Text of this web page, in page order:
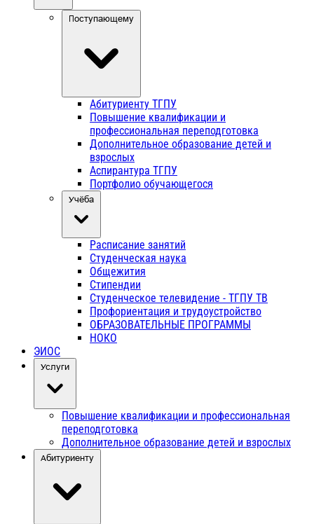
Поступающему
Абитуриенту ТГПУ
Повышение квалификации и
профессиональная переподготовка
Дополнительное образование детей и
взрослых
Аспирантура ТГПУ
Портфолио обучающегося
Учёба
Расписание занятий
Студенческая наука
Общежития
Стипендии
Студенческое телевидение - ТГПУ ТВ
Профориентация и трудоустройство
ОБРАЗОВАТЕЛЬНЫЕ ПРОГРАММЫ
НОКО
ЭИОС
Услуги
Повышение квалификации и профессиональная
переподготовка
Дополнительное образование детей и взрослых
Абитуриенту